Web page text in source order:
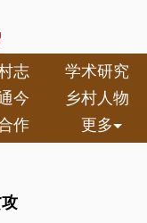
志
学术研究
今
乡村人物
作 更多